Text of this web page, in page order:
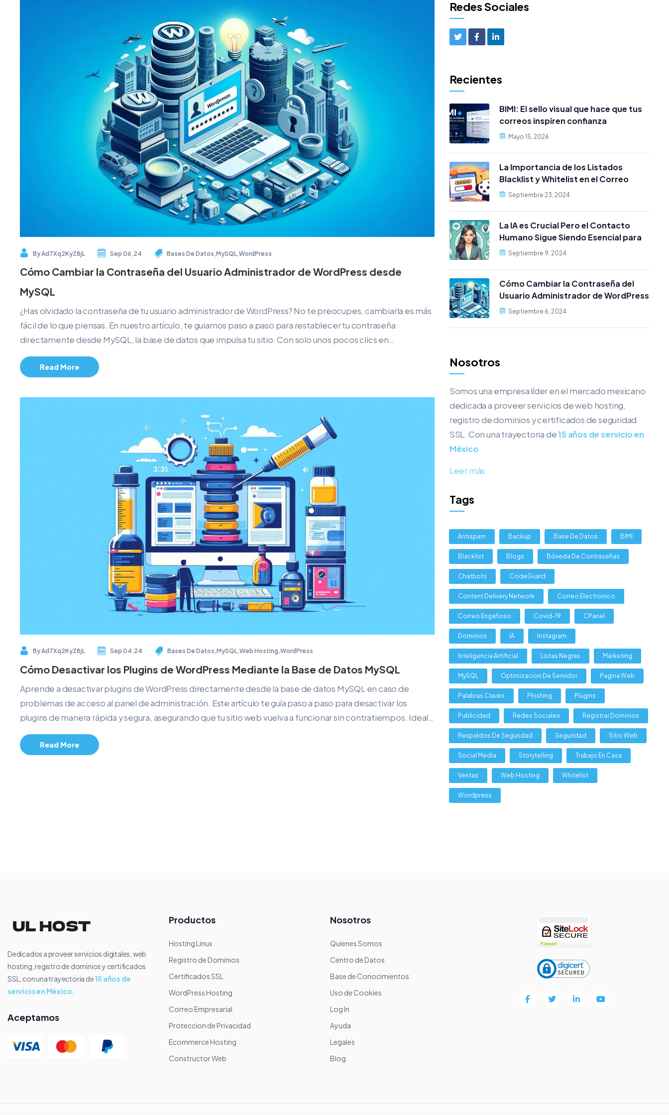
ByAd7Xq2KyZ8jL Sep 06,24 Bases De Datos ,MySQL,WordPress
Cómo Cambiar la Contraseña del Usuario Administrador de WordPress desde
MySQL
¿Has olvidado la contraseña de tu usuario administrador de WordPress? No te preocupes, cambiarla es más
fácil de lo que piensas. En nuestro artículo, te guiamos paso a paso para restablecer tu contraseña
directamente desde MySQL, la base de datos que impulsa tu sitio. Con solo unos pocos clics en…
Read More
ByAd7Xq2KyZ8jL Sep 04,24 Bases De Datos,MySQL,Web Hosting,WordPress
Cómo Desactivar los Plugins de WordPress Mediante la Base de Datos MySQL
Aprende a desactivar plugins de WordPress directamente desde la base de datos MySQL en caso de
problemas de acceso al panel de administración. Este artículo te guía paso a paso para desactivar los
plugins de manera rápida y segura, asegurando que tu sitio web vuelva a funcionar sin contratiempos. Ideal…
Read More
Redes Sociales
Recientes
BIMI: El sello visual que hace que tus
correos inspiren confianza
Mayo 15, 2026
La Importancia de los Listados
Blacklist y Whitelist en el Correo
Electrónico cPanel
Septiembre 23, 2024
La IA es Crucial Pero el Contacto
Humano Sigue Siendo Esencial para
los Clientes
Septiembre 9, 2024
Cómo Cambiar la Contraseña del
Usuario Administrador de WordPress
desde MySQL
Septiembre 6, 2024
Nosotros
Somos una empresa líder en el mercado mexicano
dedicada a proveer servicios de web hosting,
registro de dominios y certificados de seguridad
SSL. Con una trayectoria de15 años de servicio en
México
Leer más
Tags
Antispam Backup Base De Datos BIMI
Blacklist Blogs Bóveda De Contraseñas
Chatbots CodeGuard
Content Delivery Network Correo Electronico
Correo Engañoso Covid-19 CPanel
Dominios IA Instagram
Inteligencia Artificial Listas Negras Marketing
MySQL Optimizacion De Servidor Pagina Web
Palabras Claves Phishing Plugins
Publicidad Redes Sociales Registrar Dominios
Respaldos De Seguridad Seguridad Sitio Web
Social Media Storytelling Trabajo En Casa
Ventas Web Hosting Whitelist
Wordpress
Dedicados a proveer servicios digitales, web
hosting, registro de dominios y certificados
SSL, con una trayectoria de15 años de
servicio en México.
Aceptamos
Productos
Hosting Linux
Registro de Dominios
Certificados SSL
WordPress Hosting
Correo Empresarial
Proteccion de Privacidad
Ecommerce Hosting
Constructor Web
Nosotros
Quienes Somos
Centro de Datos
Base de Conocimientos
Uso de Cookies
Log In
Ayuda
Legales
Blog